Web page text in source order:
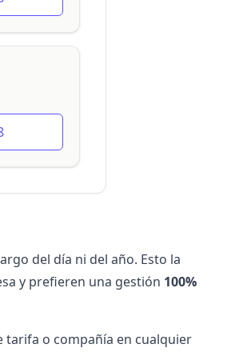
del día ni del año. Esto la
y prefieren una gestión 100%
tarifa o compañía en cualquier